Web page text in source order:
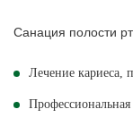
Санация полости
Лечение кариеса,
Профессиональная